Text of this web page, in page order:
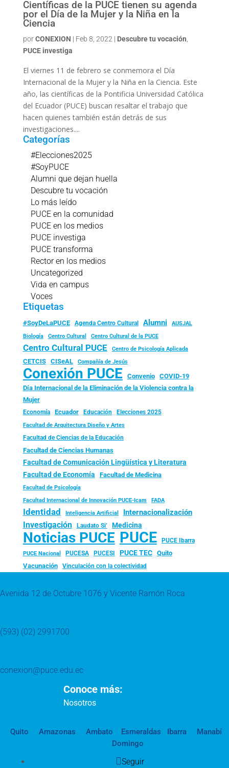
Científicas de la PUCE tienen su agenda
por el Día de la Mujer y la Niña en la
Ciencia
porCONEXION | Feb 8, 2022 | Descubre tu vocación
PUCE investiga
El viernes 11 de febrero se conmemora el Día
Internacional de la Mujer y la Niña en la Ciencia. Este
año, las científicas de la Pontificia Universidad Católica
del Ecuador (PUCE) buscan resaltar el trabajo que
hacen quienes también están detrás de sus
investigaciones....
Categorías
#Elecciones2025
#SoyPUCE
Alumni que dejan huella
Descubre tu vocación
Lo más leído
PUCE en la comunidad
PUCE en los medios
PUCE investiga
PUCE transforma
Rector en los medios
Uncategorized
Vida en campus
Voces
Etiquetas
#SoyDeLaPUCE Agenda Centro Cultural Alumni
AUSJAL
Biología
Centro Cultural Centro Cultural de la PUCE
Centro Cultural PUCE Centro de Psicología Aplicada
CETCIS CISeAL Compañía de Jesús
Conexión PUCE Convenio
COVID-19
Día Internacional de la Eliminación de la Violencia contra la
Mujer
Economía Ecuador Educación Elecciones 2025
Facultad de Arquitectura Diseño y Artes
Facultad de Ciencias de la Educación
Facultad de Ciencias Humanas
Facultad de Comunicación Lingüística y Literatura
Facultad de Economía Facultad de Medicina
Facultad de Psicología
Facultad Internacional de Innovación PUCE-Icam FADA
Identidad Inteligencia Artificial Internacionalización
Investigación Laudato Si’ Medicina
Noticias PUCE PUCE PUCE Ibarra
PUCE Nacional PUCESA PUCESI PUCE TEC
Quito
Vacunación
Vinculación con la colectividad
Avenida 12 de Octubre 1076 y Vicente Ramón Roca
(593) (02) 2991700
conexion@puce.edu.ec
Conoce más:
Nosotros
Quito Amazonas Ambato Esmeraldas Ibarra
Manabí
Domingo
Seguir